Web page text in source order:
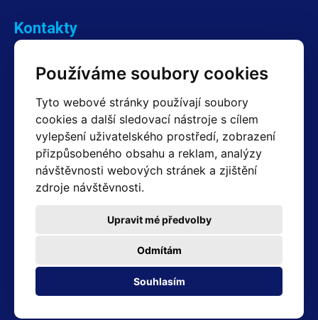
Používáme soubory cookies
Tyto webové stránky používají soubory
cookies a další sledovací nástroje s cílem
vylepšení uživatelského prostředí, zobrazení
přizpůsobeného obsahu a reklam, analýzy
návštěvnosti webových stránek a zjištění
zdroje návštěvnosti.
Souhlasím
Odmítám
Upravit mé předvolby
Kontakty
+420 603 357 606 +420 605 234 204
Fakturační a expediční oddělení
+420 605 259 759 (Po–Pá: 7:30 – 15:00)
Technické oddělení
+420 603 355 085 (Po–Pá: 8:00 – 16:00)
servis@hotair.cz
Platba jen v hotovosti
Adresa prodejny